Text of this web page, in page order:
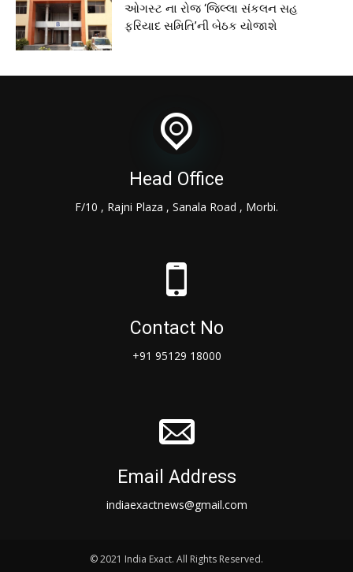
ઓગસ્ટ ના રોજ ‘જિલ્લા સંકલન સહ
ફરિયાદ સમિતિ’ની બેઠક યોજાશે
Head Office
F/10 , Rajni Plaza , Sanala Road , Morbi.
Contact No
+91 95129 18000
Email Address
indiaexactnews@gmail.com
© 2021 India Exact. All Rights Reserved.